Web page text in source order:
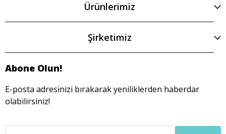
Ürünlerimiz
Şirketimiz
Abone Olun!
E-posta adresinizi bırakarak yeniliklerden haberdar
olabilirsiniz!